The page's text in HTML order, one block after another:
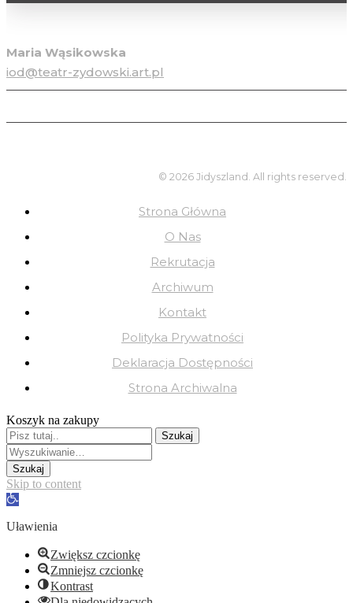
Maria Wąsikowska
iod@teatr-zydowski.art.pl
© 2026 Jidyszland. All rights reserved.
Strona Główna
O Nas
Rekrutacja
Archiwum
Kontakt
Polityka Prywatności
Deklaracja Dostępności
Strona Archiwalna
Koszyk na zakupy
Skip to content
Open
Uławienia
Zwiększ czcionkę
Zmniejsz czcionkę
Kontrast